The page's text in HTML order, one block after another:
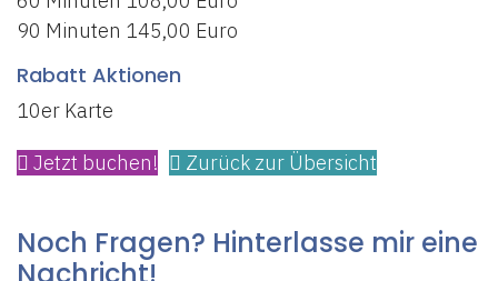
90 Minuten 145,00 Euro
Rabatt Aktionen
10er Karte
Jetzt buchen! Zurück zur Übersicht
Noch Fragen? Hinterlasse mir eine
Nachricht!